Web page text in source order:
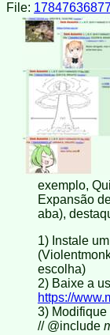
File:
exemplo,
Expansão
aba),
1) Instale
escolha)
2) Baixe a
https://
3) Modifique
// @include